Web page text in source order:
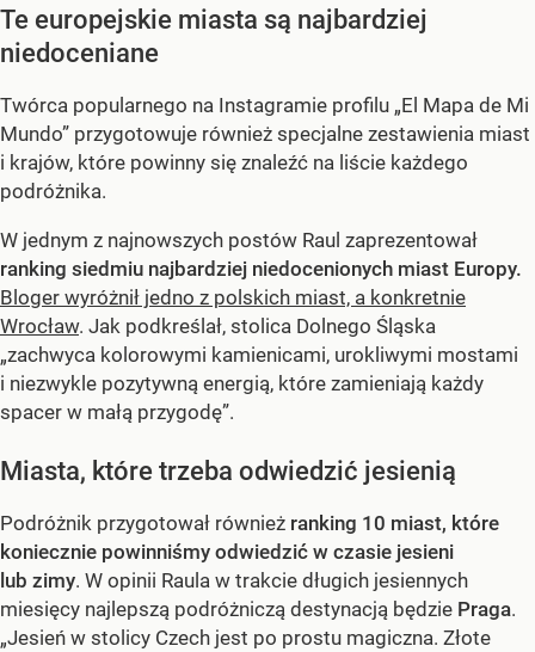
Te europejskie miasta są najbardziej
niedoceniane
Twórca popularnego na Instagramie profilu „El Mapa de Mi
Mundo” przygotowuje również specjalne zestawienia miast
i krajów, które powinny się znaleźć na liście każdego
podróżnika.
W jednym z najnowszych postów Raul zaprezentował
ranking siedmiu najbardziej niedocenionych miast Europy.
Bloger wyróżnił jedno z polskich miast, a konkretnie
Wrocław. Jak podkreślał, stolica Dolnego Śląska
„zachwyca kolorowymi kamienicami, urokliwymi mostami
i niezwykle pozytywną energią, które zamieniają każdy
spacer w małą przygodę”.
Miasta, które trzeba odwiedzić jesienią
Podróżnik przygotował również ranking 10 miast, które
koniecznie powinniśmy odwiedzić w czasie jesieni
lub zimy. W opinii Raula w trakcie długich jesiennych
miesięcy najlepszą podróżniczą destynacją będzie Praga.
„Jesień w stolicy Czech jest po prostu magiczna. Złote